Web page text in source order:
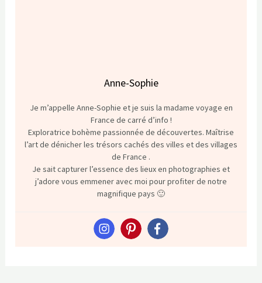
Anne-Sophie
Je m’appelle Anne-Sophie et je suis la madame voyage en
France de carré d’info !
Exploratrice bohème passionnée de découvertes. Maîtrise
l’art de dénicher les trésors cachés des villes et des villages
de France .
Je sait capturer l’essence des lieux en photographies et
j’adore vous emmener avec moi pour profiter de notre
magnifique pays 🙂